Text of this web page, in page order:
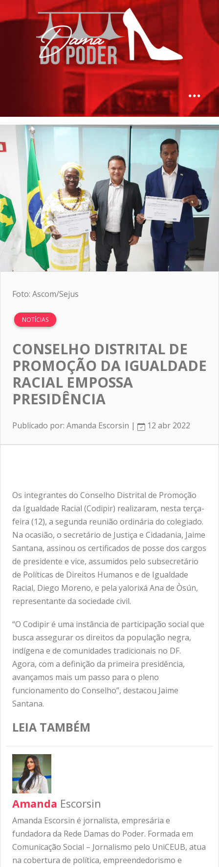
Foto: Ascom/Sejus
NOTÍCIAS
CONSELHO DISTRITAL DE
PROMOÇÃO DA IGUALDADE
RACIAL EMPOSSA
PRESIDÊNCIA
Publicado por: Amanda Escorsin | 12 abr 2022
Os integrantes do Conselho Distrital de Promoção
da Igualdade Racial (Codipir) realizaram, nesta terça-
feira (12), a segunda reunião ordinária do colegiado.
Na ocasião, o secretário de Justiça e Cidadania, Jaime
Santana, assinou os certificados de posse dos cargos
de presidente e vice, assumidos pelo subsecretário
de Políticas de Direitos Humanos e de Igualdade
Racial, Diego Moreno, e pela yalorixá Ana de Òsún,
representante da sociedade civil.
“O Codipir é uma instância de participação social que
busca assegurar os direitos da população negra,
indígena e de comunidades tradicionais no DF.
Agora, com a definição da primeira presidência,
avançamos mais um passo para o pleno
funcionamento do Conselho”, destacou Jaime
Santana.
LEIA TAMBÉM
Amanda Escorsin
Amanda Escorsin é jornalista, empresária e
fundadora da Rede Damas do Poder. Formada em
Comunicação Social – Jornalismo pelo UniCEUB, atua
na cobertura de política, empreendedorismo e